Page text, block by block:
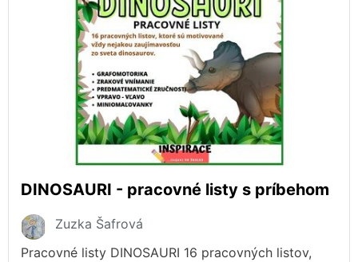
DINOSAURI - pracovné listy s príbehom
Zuzka Šafrová
Pracovné listy DINOSAURI 16 pracovných listov,